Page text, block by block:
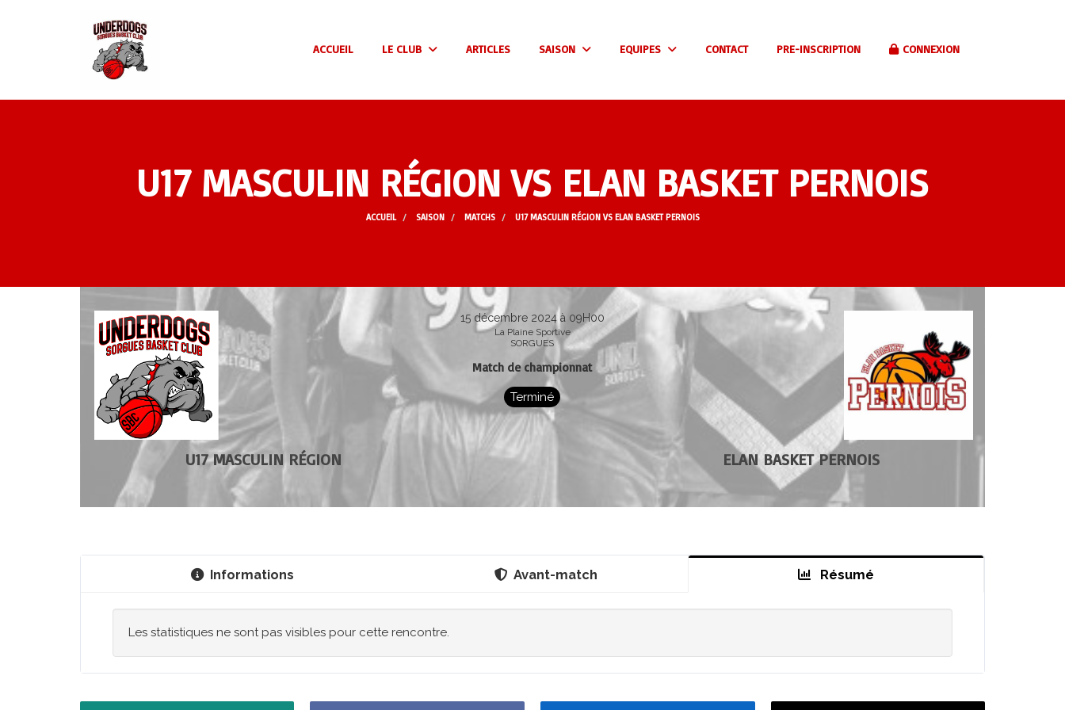
ACCUEIL LE CLUB ARTICLES SAISON EQUIPES CONTACT PRE-INSCRIPTION CONNEXION
U17 MASCULIN RÉGION VS ELAN BASKET PERNOIS
ACCUEIL SAISON MATCHS U17 MASCULIN RÉGION VS ELAN BASKET PERNOIS
15 décembre 2024 à 09H00
La Plaine Sportive
SORGUES
Match de championnat
Terminé
U17 MASCULIN RÉGION ELAN BASKET PERNOIS
Informations Avant-match Résumé
Les statistiques ne sont pas visibles pour cette rencontre.